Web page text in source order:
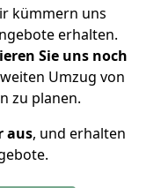
kümmern uns
erhalten.
Sie uns noch
Umzug von
zu planen.
aus, und erhalten